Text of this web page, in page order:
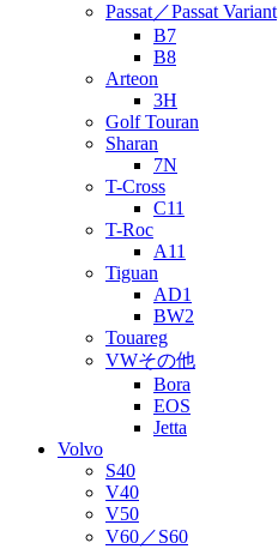
Passat／Passat Variant
B7
B8
Arteon
3H
Golf Touran
Sharan
7N
T-Cross
C11
T-Roc
A11
Tiguan
AD1
BW2
Touareg
VWその他
Bora
EOS
Jetta
Volvo
S40
V40
V50
V60／S60